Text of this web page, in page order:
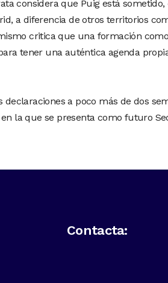
considera que Puig está
a diferencia de otros territorios
critica que una formación
tener una auténtica agenda
declaraciones a poco más de dos
la que se presenta como futuro
Contacta: